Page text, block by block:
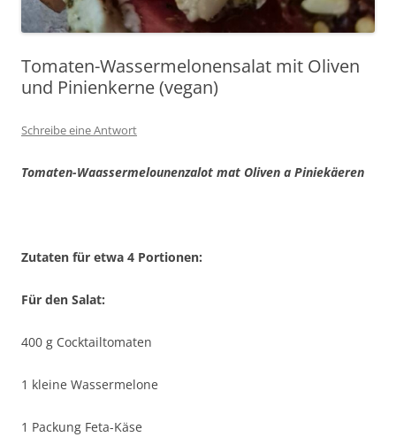
Tomaten-Wassermelonensalat mit Oliven
und Pinienkerne (vegan)
Schreibe eine Antwort
Tomaten-Waassermelounenzalot mat Oliven a Piniekäeren
Zutaten für etwa 4 Portionen:
Für den Salat:
400 g Cocktailtomaten
1 kleine Wassermelone
1 Packung Feta-Käse